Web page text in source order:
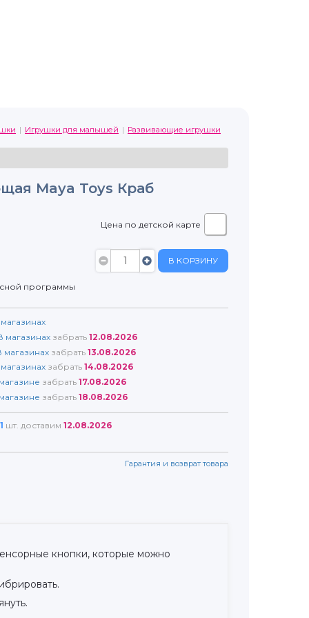
Игрушки для малышей Развивающие игрушки
Maya Toys Краб
Цена по детской карте
В КОРЗИНУ
программы
магазинах
магазинах забрать 12.08.2026
магазинах забрать 13.08.2026
магазинах забрать 14.08.2026
магазине забрать 17.08.2026
магазине забрать 18.08.2026
1 шт. доставим 12.08.2026
Гарантия и возврат товара
кнопки, которые можно